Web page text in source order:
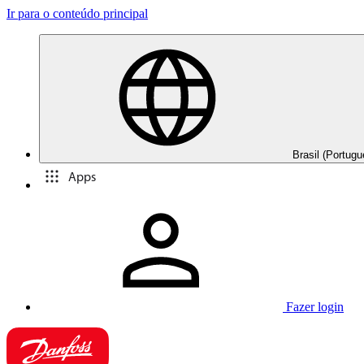
Ir para o conteúdo principal
Brasil
Apps
Fazer login